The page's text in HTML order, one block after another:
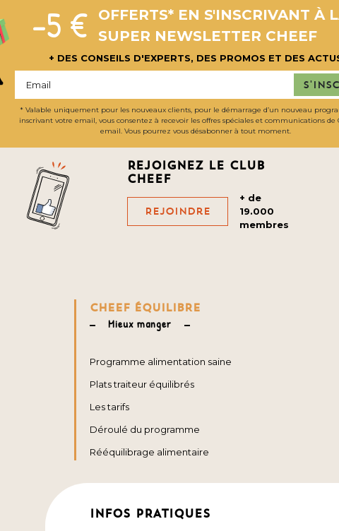
-5 €
OFFERTS* EN S'INSCRIVANT À
SUPER NEWSLETTER CHEEF
+ DES CONSEILS D'EXPERTS, DES PROMOS ET DES
* Valable uniquement pour les nouveaux clients, pour le démarrage d’un nouveau
inscrivant votre email, vous consentez à recevoir les offres spéciales et communications de
email. Vous pourrez vous désabonner à tout moment.
Rejoignez le club
cheef
Rejoindre
+ de
19.000
membres
CHEEF ÉQUILIBRE
Mieux manger
Programme alimentation saine
Plats traiteur équilibrés
Les tarifs
Déroulé du programme
Rééquilibrage alimentaire
INFOS PRATIQUES